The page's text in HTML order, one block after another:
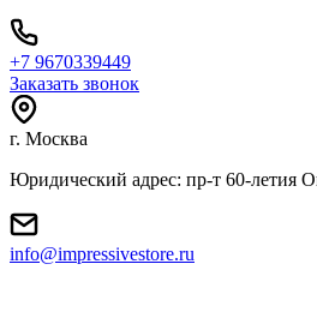
+7 9670339449
Заказать звонок
г. Москва
Юридический адрес: пр-т 60-летия
info@impressivestore.ru